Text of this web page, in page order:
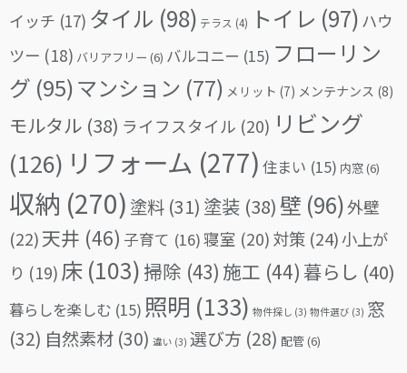
イッチ (17) タイル (98) テラス (4) トイレ (97) ハウ
ツー (18) バリアフリー (6) バルコニー (15) フローリン
グ (95)マンション (77) メリット (7) メンテナンス (8)
モルタル (38) ライフスタイル (20) リビング
(126) リフォーム (277) 住まい (15) 内窓(6)
収納 (270) 塗料 (31) 塗装 (38) 壁 (96)外壁
(22)天井 (46) 子育て (16)寝室 (20) 対策 (24)小上が
り (19) 床 (103)掃除 (43) 施工 (44) 暮らし (40)
暮らしを楽しむ (15) 照明 (133) 物件探し (3) 物件選び (3) 窓
(32) 自然素材 (30) 違い (3) 選び方 (28) 配管(6)